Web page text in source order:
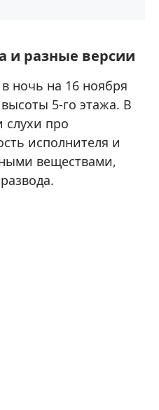
и разные версии
в ночь на 16 ноября
5-го этажа. В
слухи про
исполнителя и
веществами,